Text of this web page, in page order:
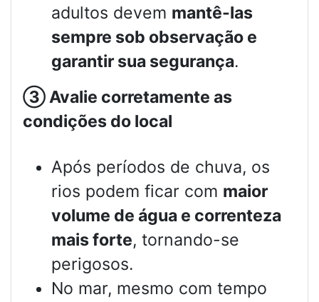
adultos devem mantê-las
sempre sob observação e
garantir sua segurança.
③Avalie corretamente as
condições do local
Após períodos de chuva, os
rios podem ficar com maior
volume de água e correnteza
mais forte, tornando-se
perigosos.
No mar, mesmo com tempo